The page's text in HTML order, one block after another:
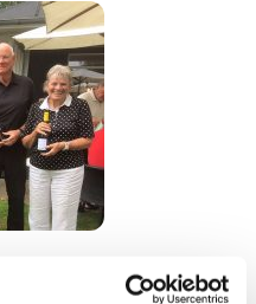
: Der skulle fintælling til,